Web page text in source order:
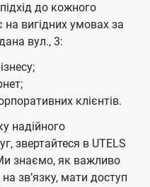
до кожного
вигідних умовах за
вул., 3:
клієнтів.
надійного
звертайтеся в UTELS
знаємо, як важливо
звʼязку, мати доступ